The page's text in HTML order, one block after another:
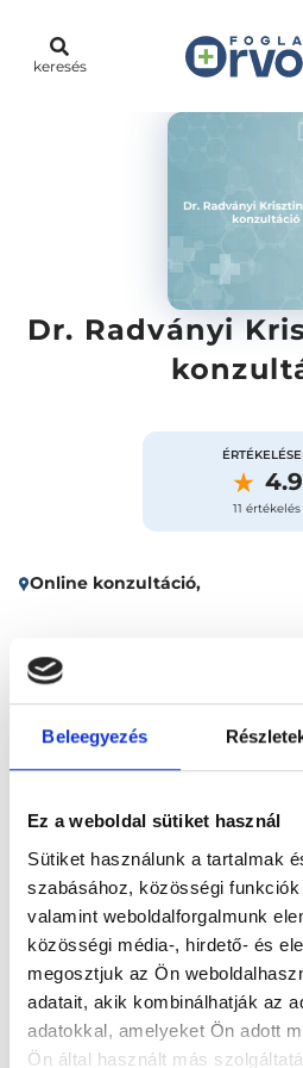
Beleegyezés
Ez a weboldal sütiket használ
Sütiket használunk a tartalmak
szabásához, közösségi
valamint weboldalforgalmunk
közösségi média-, hirdető- és
megosztjuk az Ön
adatait, akik kombinálhatják az
adatokkal, amelyeket Ön adott
Ön által használt más
keresés
Dr. Radványi
4.9
11 értékelés
Online konzultáció,
Időpontfoglalás
Foglalj időpontot
Összes szakterület
Főoldal Klinikák
Nőgyógyász, Online konzultáció